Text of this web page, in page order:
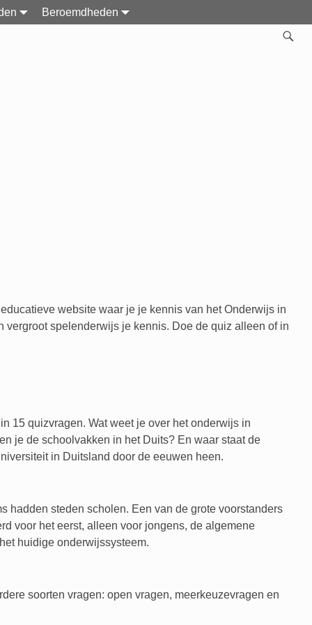
Beroemdheden
website waar je je kennis van het Onderwijs in
spelenderwijs je kennis. Doe de quiz alleen of in
15 quizvragen. Wat weet je over het onderwijs in
je de schoolvakken in het Duits? En waar staat de
in Duitsland door de eeuwen heen.
hadden steden scholen. Een van de grote voorstanders
voor het eerst, alleen voor jongens, de algemene
huidige onderwijssysteem.
soorten vragen: open vragen, meerkeuzevragen en